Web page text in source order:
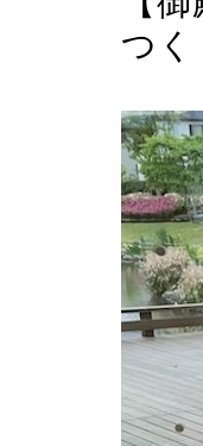
つく